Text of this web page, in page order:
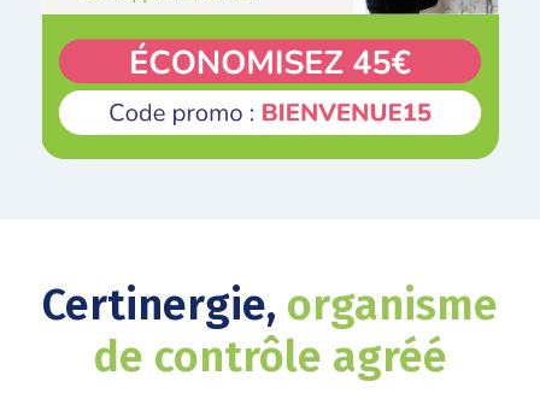
Certinergie, organisme
de contrôle agréé